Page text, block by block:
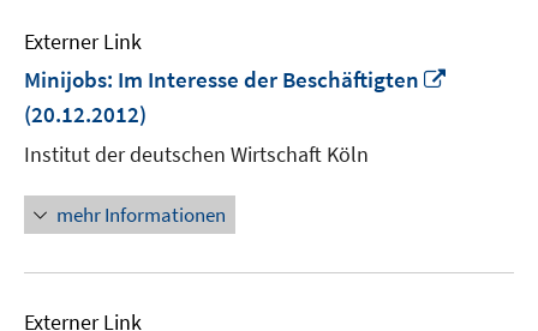
Externer Link
Minijobs: Im Interesse der Beschäftigten
(20.12.2012)
Institut der deutschen Wirtschaft Köln
mehr Informationen
Externer Link